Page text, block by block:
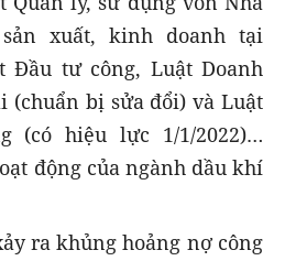
xuất, kinh doanh tại
Đầu tư công, Luật Doanh
(chuẩn bị sửa đổi) và Luật
(có hiệu lực 1/1/2022)…
động của ngành dầu khí
ra khủng hoảng nợ công